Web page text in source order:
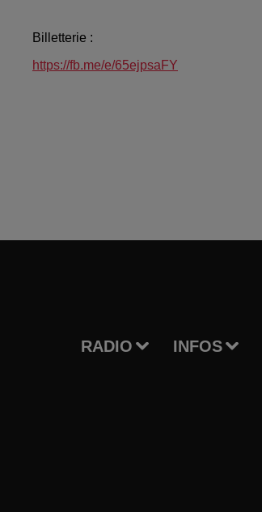
Billetterie :
https://fb.me/e/65ejpsaFY
RADIO INFOS